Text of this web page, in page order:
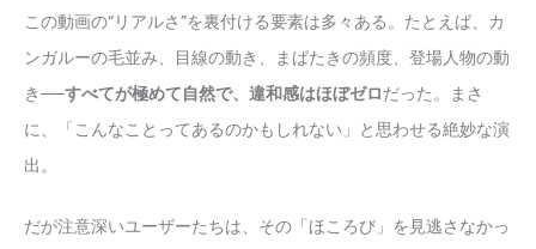
この動画の“リアルさ”を裏付ける要素は多々ある。たとえば、カ
ンガルーの毛並み、目線の動き、まばたきの頻度、登場人物の動
き──すべてが極めて自然で、違和感はほぼゼロだった。まさ
に、「こんなことってあるのかもしれない」と思わせる絶妙な演
出。
だが注意深いユーザーたちは、その「ほころび」を見逃さなかっ